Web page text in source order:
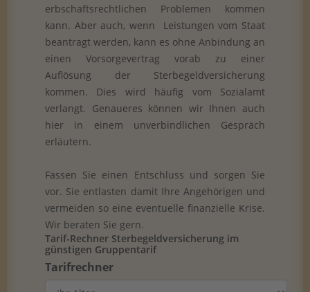
erbschaftsrechtlichen Problemen kommen
kann. Aber auch, wenn Leistungen vom Staat
beantragt werden, kann es ohne Anbindung an
einen Vorsorgevertrag vorab zu einer
Auflösung der Sterbegeldversicherung
kommen. Dies wird häufig vom Sozialamt
verlangt. Genaueres können wir Ihnen auch
hier in einem unverbindlichen Gespräch
erläutern.
Fassen Sie einen Entschluss und sorgen Sie
vor. Sie entlasten damit Ihre Angehörigen und
vermeiden so eine eventuelle finanzielle Krise.
Wir beraten Sie gern.
Tarif-Rechner Sterbegeldversicherung im
günstigen Gruppentarif
Tarifrechner